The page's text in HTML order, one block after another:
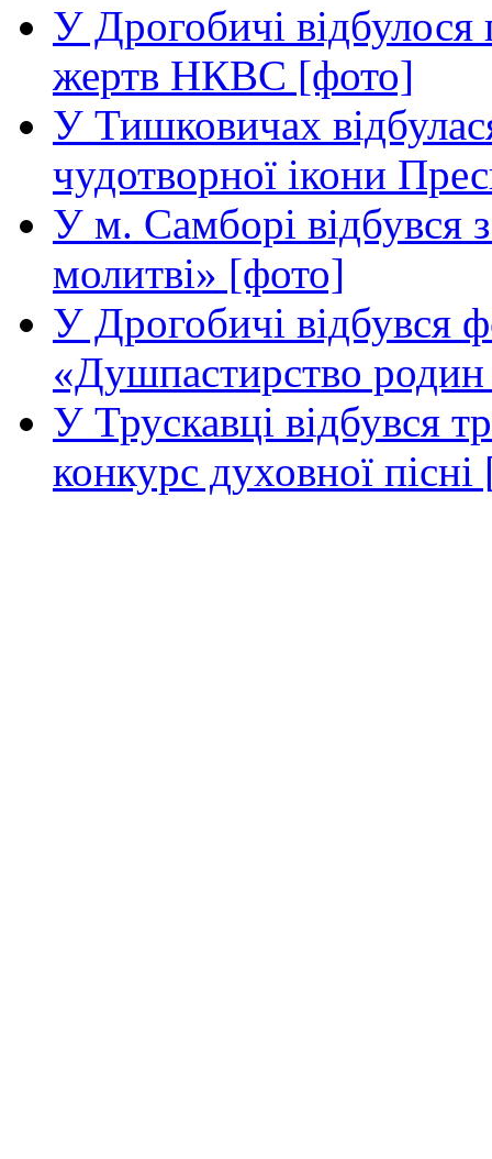
У Дрогобичі відбулося
жертв НКВС [фото]
У Тишковичах
чудотворної ікони
У м. Самборі відбувся
молитві» [фото]
У Дрогобичі відбувся
«Душпастирство родин
У Трускавці відбувся
конкурс духовної